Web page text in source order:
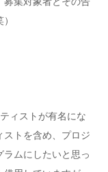
ィストが有名にな
ストを含め、プロジ
ラムにしたいと思っ